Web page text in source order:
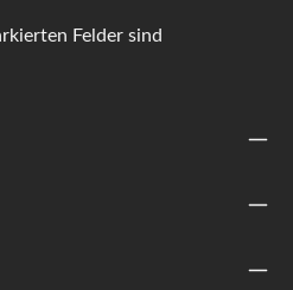
Felder sind